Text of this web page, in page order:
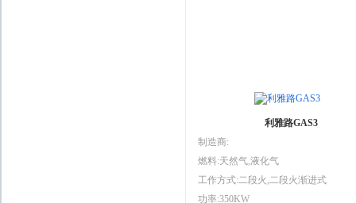
利雅路GAS3
制造商:
燃料:天然气,液化气
工作方式:二段火,二段火渐进式
功率:350KW